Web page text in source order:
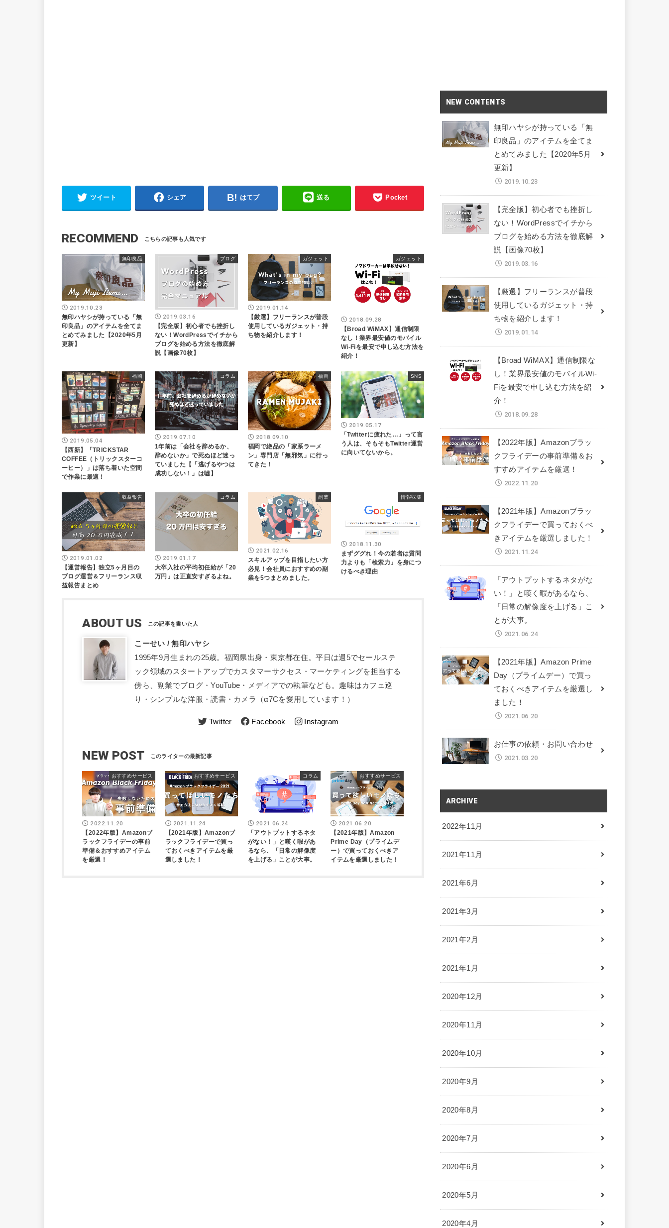
ツイート シェア はてブ 送る Pocket
RECOMMEND
無印良品
2019.10.23
無印ハヤシが持っている「無
印良品」のアイテムを全てま
とめてみました【2020年5月
更新】
ブログ
2019.03.16
【完全版】初心者でも挫折し
ない！WordPressでイチから
ブログを始める方法を徹底解
説【画像70枚】
ガジェット
2019.01.14
【厳選】フリーランスが普段
使用しているガジェット・持
ち物を紹介します！
ガジェット
2018.09.28
【Broad WiMAX】通信制限
なし！業界最安値のモバイル
Wi-Fiを最安で申し込む方法を
紹介！
福岡
2019.05.04
【西新】「TRICKSTAR
COFFEE（トリックスターコ
ーヒー）」は落ち着いた空間
で作業に最適！
コラム
2019.07.10
1年前は「会社を辞めるか、
辞めないか」で死ぬほど迷っ
ていました【「逃げるやつは
成功しない！」は嘘】
福岡
2018.09.10
福岡で絶品の「家系ラーメ
ン」専門店「無邪気」に行っ
てきた！
SNS
2019.05.17
「Twitterに疲れた…」って言
う人は、そもそもTwitter運営
に向いてないから。
収益報告
2019.01.02
【運営報告】独立5ヶ月目の
ブログ運営＆フリーランス収
益報告まとめ
コラム
2019.01.17
大卒入社の平均初任給が「20
万円」は正直安すぎるよね。
副業
2021.02.16
スキルアップを目指したい方
必見！会社員におすすめの副
業を5つまとめました。
情報収集
2018.11.30
まずググれ！今の若者は質問
力よりも「検索力」を身につ
けるべき理由
ABOUT US
こーせい / 無印ハヤシ
1995年9月生まれの25歳。福岡県出身・東京都在住。平日は週5でセールステ
ック領域のスタートアップでカスタマーサクセス・マーケティングを担当する
傍ら、副業でブログ・YouTube・メディアでの執筆なども。趣味はカフェ巡
り・シンプルな洋服・読書・カメラ（α7Cを愛用しています！）
Twitter Facebook Instagram
NEW POST
おすすめサービス
2022.11.20
【2022年版】Amazonブ
ラックフライデーの事前
準備＆おすすめアイテム
を厳選！
おすすめサービス
2021.11.24
【2021年版】Amazonブ
ラックフライデーで買っ
ておくべきアイテムを厳
選しました！
コラム
2021.06.24
「アウトプットするネタ
がない！」と嘆く暇があ
るなら、「日常の解像度
を上げる」ことが大事。
おすすめサービス
2021.06.20
【2021年版】Amazon
Prime Day（プライムデ
ー）で買っておくべきア
イテムを厳選しました！
NEW CONTENTS
無印ハヤシが持っている「無
印良品」のアイテムを全てま
とめてみました【2020年5月
更新】
2019.10.23
【完全版】初心者でも挫折し
ない！WordPressでイチから
ブログを始める方法を徹底解
説【画像70枚】
2019.03.16
【厳選】フリーランスが普段
使用しているガジェット・持
ち物を紹介します！
2019.01.14
【Broad WiMAX】通信制限な
し！業界最安値のモバイルWi-
Fiを最安で申し込む方法を紹
介！
2018.09.28
【2022年版】Amazonブラッ
クフライデーの事前準備＆お
すすめアイテムを厳選！
2022.11.20
【2021年版】Amazonブラッ
クフライデーで買っておくべ
きアイテムを厳選しました！
2021.11.24
「アウトプットするネタがな
い！」と嘆く暇があるなら、
「日常の解像度を上げる」こ
とが大事。
2021.06.24
【2021年版】Amazon Prime
Day（プライムデー）で買っ
ておくべきアイテムを厳選し
ました！
2021.06.20
お仕事の依頼・お問い合わせ
2021.03.20
ARCHIVE
2022年11月
2021年11月
2021年6月
2021年3月
2021年2月
2021年1月
2020年12月
2020年11月
2020年10月
2020年9月
2020年8月
2020年7月
2020年6月
2020年5月
2020年4月